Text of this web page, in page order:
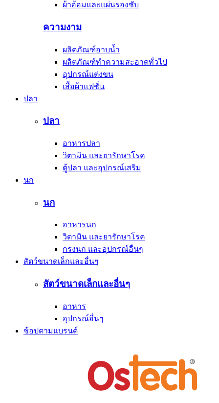
ผ้าอ้อมและแผ่นรองซับ
ความงาม
ผลิตภัณฑ์อาบน้ำ
ผลิตภัณฑ์ทำความสะอาดทั่วไป
อุปกรณ์แต่งขน
เสื้อผ้าแฟชั่น
ปลา
ปลา
อาหารปลา
วิตามิน และยารักษาโรค
ตู้ปลา และอุปกรณ์เสริม
นก
นก
อาหารนก
วิตามิน และยารักษาโรค
กรงนก และอุปกรณ์อื่นๆ
สัตว์ขนาดเล็กและอื่นๆ
สัตว์ขนาดเล็กและอื่นๆ
อาหาร
อุปกรณ์อื่นๆ
ช้อปตามแบรนด์